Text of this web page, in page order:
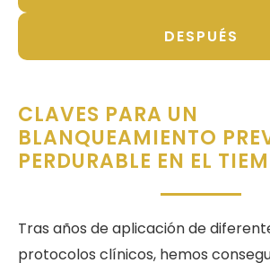
DESPUÉS
CLAVES PARA UN
BLANQUEAMIENTO
PERDURABLE EN EL
Tras años de aplicación de
protocolos clínicos, hemos